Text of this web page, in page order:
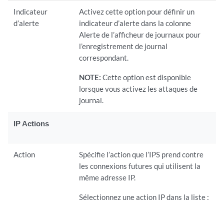
Indicateur
d’alerte
Activez cette option pour définir un
indicateur d’alerte dans la colonne
Alerte de l’afficheur de journaux pour
l’enregistrement de journal
correspondant.
NOTE: Cette option est disponible
lorsque vous activez les attaques de
journal.
IP Actions
Action
Spécifie l’action que l’IPS prend contre
les connexions futures qui utilisent la
même adresse IP.
Sélectionnez une action IP dans la liste :